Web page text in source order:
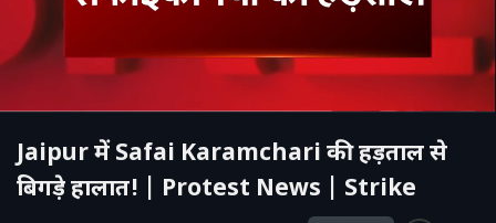
Jaipur में Safai Karamchari की हड़ताल से
बिगड़े हालात! | Protest News | Strike